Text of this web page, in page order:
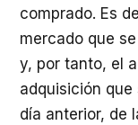
comprado. Es
mercado que
y, por tanto, el
adquisición que
día anterior, de